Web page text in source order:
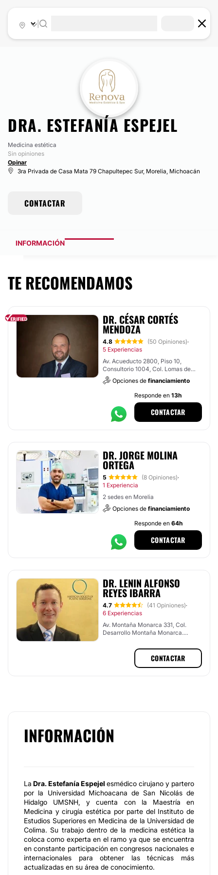
DRA. ESTEFANÍA ESPEJEL
Medicina estética
Sin opiniones
Opinar
3ra Privada de Casa Mata 79 Chapultepec Sur, Morelia, Michoacán
CONTACTAR
INFORMACIÓN
TE RECOMENDAMOS
DR. CÉSAR CORTÉS
MENDOZA
4.8 (50 Opiniones)·
5 Experiencias
Av. Acueducto 2800, Piso 10,
Consultorio 1004, Col. Lomas de
Hidalgo. Torre Médica Victoria,
Morelia
Opciones de financiamiento
Responde en 13h
CONTACTAR
DR. JORGE MOLINA
ORTEGA
5 (8 Opiniones)·
1 Experiencia
2 sedes en Morelia
Opciones de financiamiento
Responde en 64h
CONTACTAR
DR. LENIN ALFONSO
REYES IBARRA
4.7 (41 Opiniones)·
6 Experiencias
Av. Montaña Monarca 331, Col.
Desarrollo Montaña Monarca.
CONTACTAR
INFORMACIÓN
La Dra. Estefanía Espejel esmédico cirujano y partero
por la Universidad Michoacana de San Nicolás de
Hidalgo UMSNH, y cuenta con la Maestría en
Medicina y cirugía estética por parte del Instituto de
Estudios Superiores en Medicina de la Universidad de
Colima. Su trabajo dentro de la medicina estética la
coloca como experta en el ramo ya que se encuentra
en constante participación en congresos nacionales e
internacionales para obtener las técnicas más
actualizadas en su área de conocimiento.